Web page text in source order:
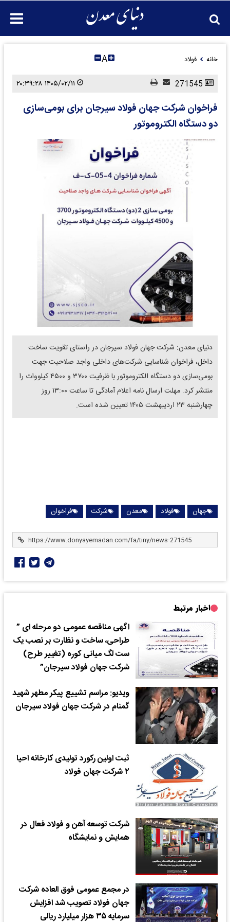
خانه فولاد A
فراخوان شرکت جهان فولاد سیرجان برای بومی‌سازی
دو دستگاه الکتروموتور
دنیای معدن: شرکت جهان فولاد سیرجان در راستای تقویت ساخت
داخل، فراخوان شناسایی شرکت‌های داخلی واجد صلاحیت جهت
بومی‌سازی دو دستگاه الکتروموتور با ظرفیت ۳۷۰۰ و ۴۵۰۰ کیلووات را
منتشر کرد. مهلت ارسال نامه اعلام آمادگی تا ساعت ۱۳:۰۰ روز
چهارشنبه ۲۳ اردیبهشت ۱۴۰۵ تعیین شده است.
جهان فولاد معدن شرکت فراخوان
اخبار مرتبط
اگهی مناقصه عمومی دو مرحله ای ”
طراحی، ساخت و نظارت بر نصب یک
ست لگ میانی کوره (تغییر طرح)
شرکت جهان فولاد سیرجان”
ویدیو: مراسم تشییع پیکر مطهر شهید
گمنام در شرکت جهان فولاد سیرجان
ثبت اولین رکورد تولیدی کارخانه احیا
۲ شرکت جهان فولاد
شرکت توسعه آهن و فولاد فعال در
همایش و نمایشگاه
در مجمع عمومی فوق العاده شرکت
جهان فولاد تصویب شد افزایش
سرمایه ۳۵ هزار میلیارد ریالی